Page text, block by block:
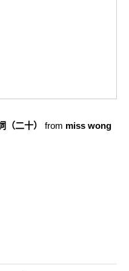
二十） from miss wong